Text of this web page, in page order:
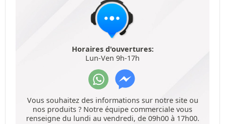
Horaires d'ouvertures:
Lun-Ven 9h-17h
Vous souhaitez des informations sur notre site ou
nos produits ? Notre équipe commerciale vous
renseigne du lundi au vendredi, de 09h00 à 17h00.